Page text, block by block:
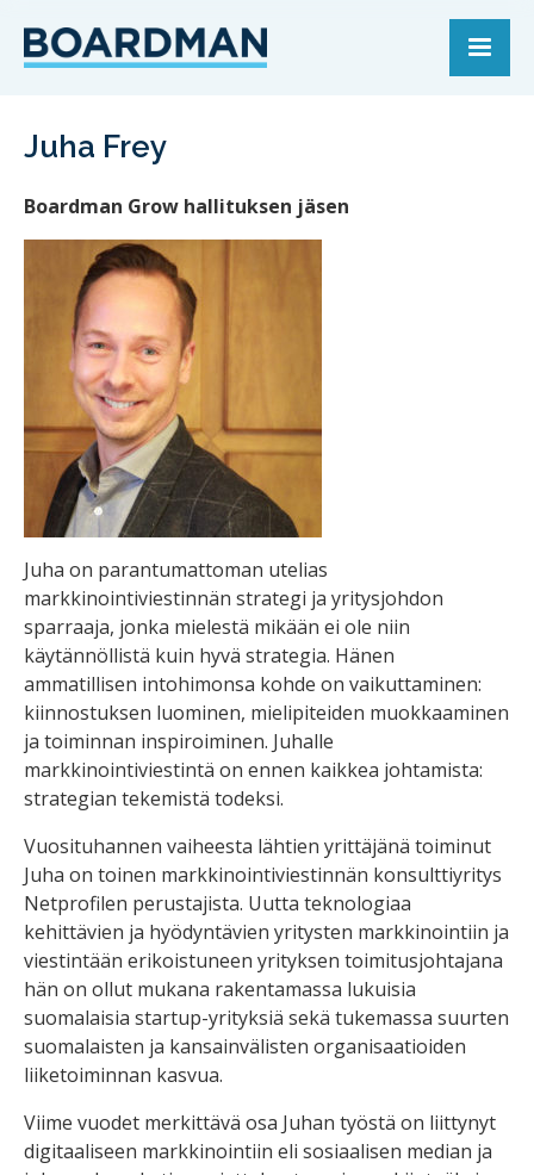
Juha Frey
Boardman Grow hallituksen jäsen
Juha on parantumattoman utelias
markkinointiviestinnän strategi ja yritysjohdon
sparraaja, jonka mielestä mikään ei ole niin
käytännöllistä kuin hyvä strategia. Hänen
ammatillisen intohimonsa kohde on vaikuttaminen:
kiinnostuksen luominen, mielipiteiden muokkaaminen
ja toiminnan inspiroiminen. Juhalle
markkinointiviestintä on ennen kaikkea johtamista:
strategian tekemistä todeksi.
Vuosituhannen vaiheesta lähtien yrittäjänä toiminut
Juha on toinen markkinointiviestinnän konsulttiyritys
Netprofilen perustajista. Uutta teknologiaa
kehittävien ja hyödyntävien yritysten markkinointiin ja
viestintään erikoistuneen yrityksen toimitusjohtajana
hän on ollut mukana rakentamassa lukuisia
suomalaisia startup-yrityksiä sekä tukemassa suurten
suomalaisten ja kansainvälisten organisaatioiden
liiketoiminnan kasvua.
Viime vuodet merkittävä osa Juhan työstä on liittynyt
digitaaliseen markkinointiin eli sosiaalisen median ja